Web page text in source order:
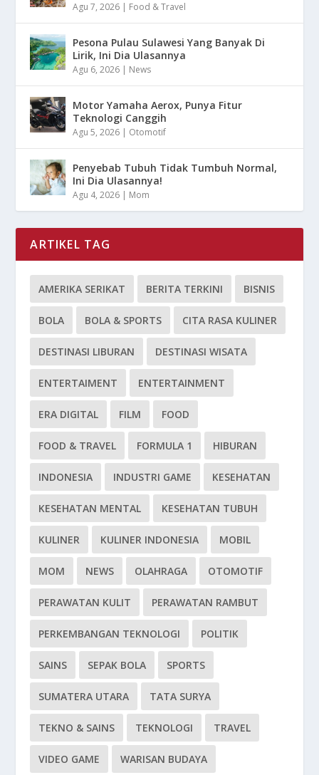
Agu 7, 2026 | Food & Travel
Pesona Pulau Sulawesi Yang Banyak Di
Lirik, Ini Dia Ulasannya
Agu 6, 2026 | News
Motor Yamaha Aerox, Punya Fitur
Teknologi Canggih
Agu 5, 2026 | Otomotif
Penyebab Tubuh Tidak Tumbuh Normal,
Ini Dia Ulasannya!
Agu 4, 2026 | Mom
ARTIKEL TAG
AMERIKA SERIKAT BERITA TERKINI BISNIS
BOLA BOLA & SPORTS CITA RASA KULINER
DESTINASI LIBURAN DESTINASI WISATA
ENTERTAIMENT ENTERTAINMENT
ERA DIGITAL FILM FOOD
FOOD & TRAVEL FORMULA 1 HIBURAN
INDONESIA INDUSTRI GAME KESEHATAN
KESEHATAN MENTAL KESEHATAN TUBUH
KULINER KULINER INDONESIA MOBIL
MOM NEWS OLAHRAGA OTOMOTIF
PERAWATAN KULIT PERAWATAN RAMBUT
PERKEMBANGAN TEKNOLOGI POLITIK
SAINS SEPAK BOLA SPORTS
SUMATERA UTARA TATA SURYA
TEKNO & SAINS TEKNOLOGI TRAVEL
VIDEO GAME WARISAN BUDAYA